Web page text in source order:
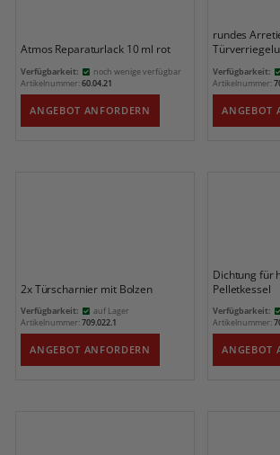
Atmos Reparaturlack 10 ml rot
Verfügbarkeit:
noch wenige verfügbar
Artikelnummer:60.04.21
ANGEBOT ANFORDERN
rundes
Verfügbarkeit:
Artikelnummer:
ANGEBOT
2x Türscharnier mit Bolzen
Verfügbarkeit:
auf Lager
Artikelnummer:709.022.1
ANGEBOT ANFORDERN
Dichtung für
Pelletkessel
Verfügbarkeit:
Artikelnummer:
ANGEBOT